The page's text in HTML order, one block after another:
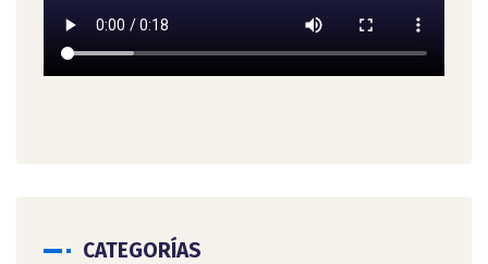
CATEGORÍAS